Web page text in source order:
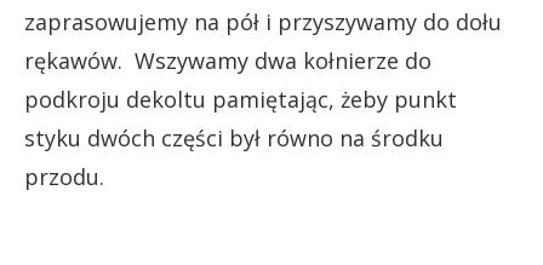
zaprasowujemy na pół i przyszywamy do dołu
rękawów. Wszywamy dwa kołnierze do
podkroju dekoltu pamiętając, żeby punkt
styku dwóch części był równo na środku
przodu.